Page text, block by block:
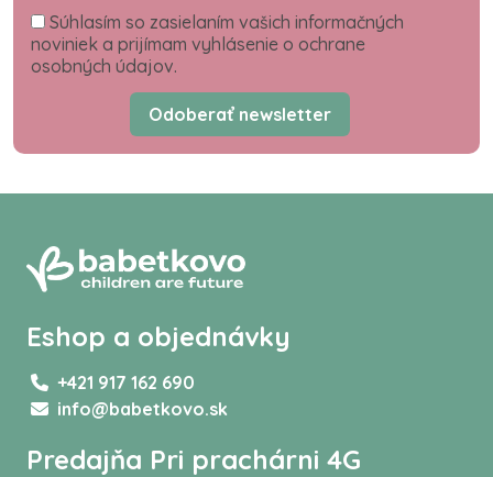
Súhlasím so zasielaním vašich informačných
noviniek a prijímam vyhlásenie o ochrane
osobných údajov.
Odoberať newsletter
Eshop a objednávky
+421 917 162 690
info@babetkovo.sk
Predajňa Pri prachárni 4G